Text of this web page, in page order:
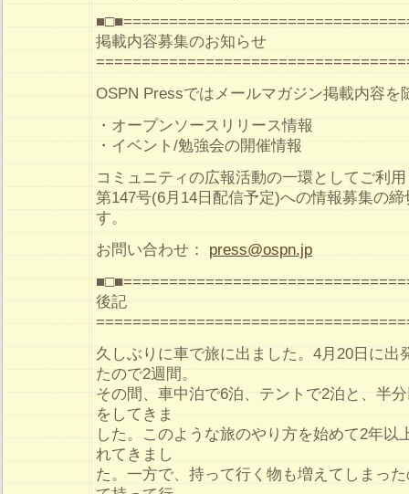
掲載内容募集のお知らせ
OSPN Pressではメールマガジン掲載内容を
・オープンソースリリース情報
・イベント/勉強会の開催情報
コミュニティの広報活動の一環としてご利
第147号(6月14日配信予定)への情報募集の
す。
お問い合わせ： press@ospn.jp
後記
久しぶりに車で旅に出ました。4月20日に出
たので2週間。
その間、車中泊で6泊、テントで2泊と、半
をしてきま
した。このような旅のやり方を始めて2年以
れてきまし
た。一方で、持って行く物も増えてしまっ